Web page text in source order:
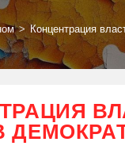
> Концентрация